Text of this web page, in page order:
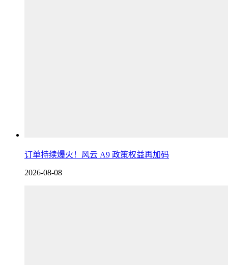
订单持续爆火！风云 A9 政策权益再加码
2026-08-08